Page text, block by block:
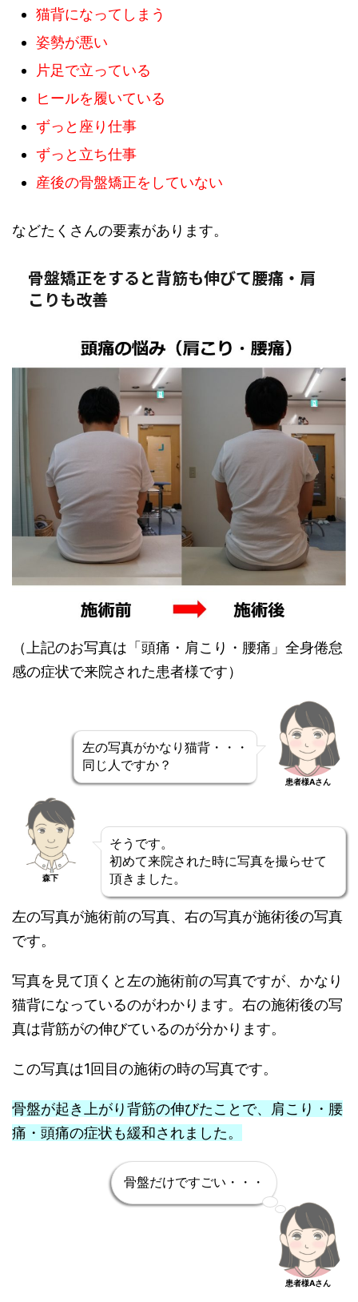
猫背になってしまう
姿勢が悪い
片足で立っている
ヒールを履いている
ずっと座り仕事
ずっと立ち仕事
産後の骨盤矯正をしていない
などたくさんの要素があります。
骨盤矯正をすると背筋も伸びて腰痛・肩
こりも改善
（上記のお写真は「頭痛・肩こり・腰痛」全身倦怠
感の症状で来院された患者様です）
左の写真がかなり猫背・・・
同じ人ですか？
患者様Aさん
森下
そうです。
初めて来院された時に写真を撮らせて
頂きました。
左の写真が施術前の写真、右の写真が施術後の写真
です。
写真を見て頂くと左の施術前の写真ですが、かなり
猫背になっているのがわかります。右の施術後の写
真は背筋がの伸びているのが分かります。
この写真は1回目の施術の時の写真です。
骨盤が起き上がり背筋の伸びたことで、肩こり・腰
痛・頭痛の症状も緩和されました。
骨盤だけですごい・・・
患者様Aさん